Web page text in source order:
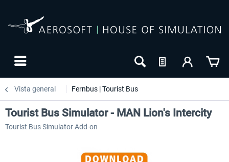
Vista general Fernbus | Tourist Bus
Tourist Bus Simulator - MAN Lion's Intercity
Tourist Bus Simulator Add-on